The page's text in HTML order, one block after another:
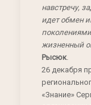
навстречу,
идет обмен
жизненный
Рысюк.
26 декабря
«Знание»